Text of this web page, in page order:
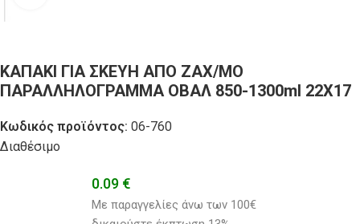
ΚΑΠΑΚΙ ΓΙΑ ΣΚΕΥΗ ΑΠΟ ΖΑΧ/ΜΟ
ΠΑΡΑΛΛΗΛΟΓΡΑΜΜΑ ΟΒΑΛ 850-1300ml 22Χ17
Κωδικός προϊόντος: 06-760
Διαθέσιμο
0.09 €
Με παραγγελίες άνω των 100€